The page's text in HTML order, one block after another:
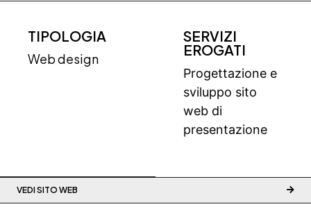
TIPOLOGIA
Web design
SERVIZI
EROGATI
Progettazione e
sviluppo sito
web di
presentazione
VEDI SITO WEB